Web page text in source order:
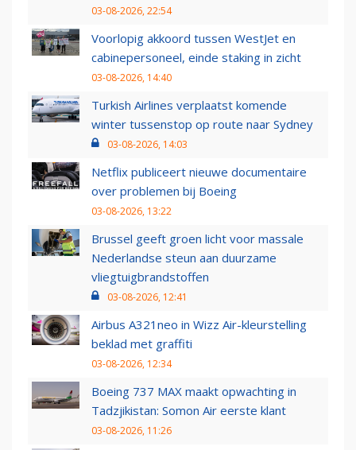
03-08-2026, 22:54
Voorlopig akkoord tussen WestJet en
cabinepersoneel, einde staking in zicht
03-08-2026, 14:40
Turkish Airlines verplaatst komende
winter tussenstop op route naar Sydney
03-08-2026, 14:03
Netflix publiceert nieuwe documentaire
over problemen bij Boeing
03-08-2026, 13:22
Brussel geeft groen licht voor massale
Nederlandse steun aan duurzame
vliegtuigbrandstoffen
03-08-2026, 12:41
Airbus A321neo in Wizz Air-kleurstelling
beklad met graffiti
03-08-2026, 12:34
Boeing 737 MAX maakt opwachting in
Tadzjikistan: Somon Air eerste klant
03-08-2026, 11:26